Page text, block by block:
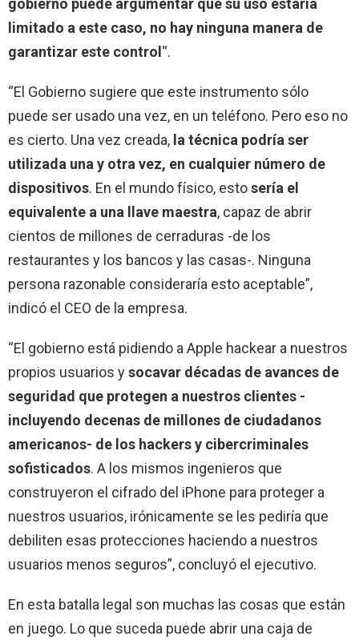
gobierno puede argumentar que su uso estaría
limitado a este caso, no hay ninguna manera de
garantizar este control“.
“El Gobierno sugiere que este instrumento sólo
puede ser usado una vez, en un teléfono. Pero eso no
es cierto. Una vez creada, la técnica podría ser
utilizada una y otra vez, en cualquier número de
dispositivos. En el mundo físico, estosería el
equivalente a una llave maestra, capaz de abrir
cientos de millones de cerraduras -de los
restaurantes y los bancos y las casas-. Ninguna
persona razonable consideraría esto aceptable”,
indicó el CEO de la empresa.
“El gobierno está pidiendo a Apple hackear a nuestros
propios usuarios ysocavar décadas de avances de
seguridad que protegen a nuestros clientes -
incluyendo decenas de millones de ciudadanos
americanos- de los hackers y cibercriminales
sofisticados. A los mismos ingenieros que
construyeron el cifrado del iPhone para proteger a
nuestros usuarios, irónicamente se les pediría que
debiliten esas protecciones haciendo a nuestros
usuarios menos seguros”, concluyó el ejecutivo.
En esta batalla legal son muchas las cosas que están
en juego. Lo que suceda puede abrir una caja de